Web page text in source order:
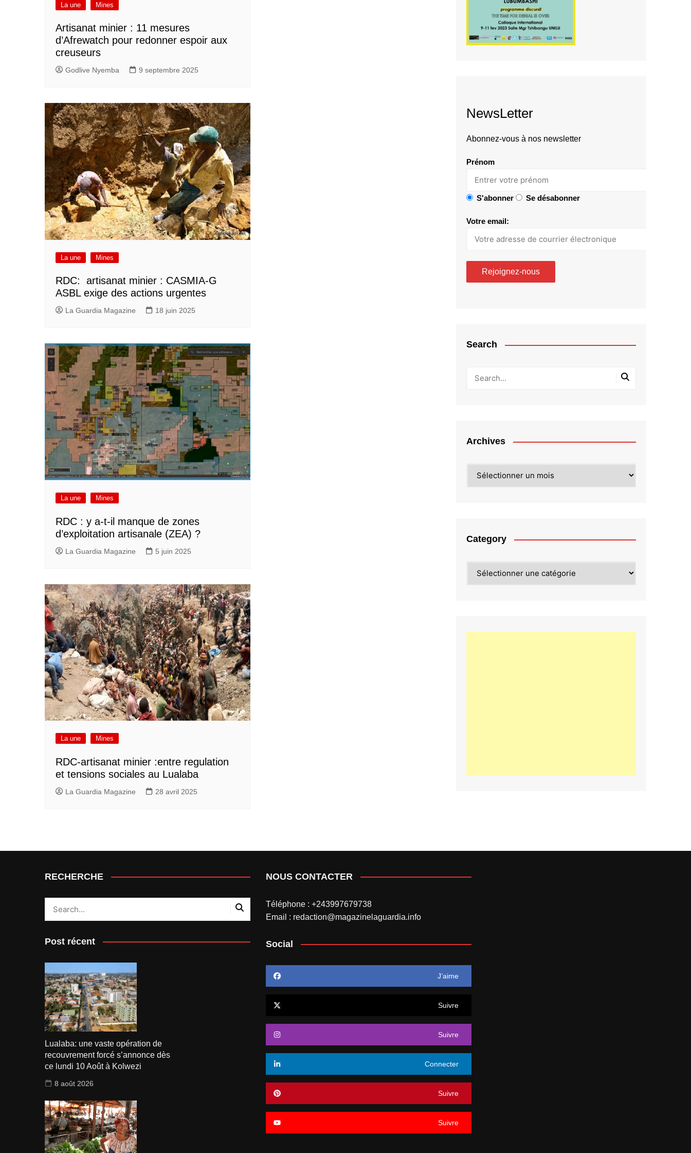
La une Mines
Artisanat minier : 11 mesures
d’Afrewatch pour redonner espoir aux
creuseurs
Godlive Nyemba 9 septembre 2025
La une Mines
RDC: artisanat minier : CASMIA-G
ASBL exige des actions urgentes
La Guardia Magazine 18 juin 2025
La une Mines
RDC : y a-t-il manque de zones
d’exploitation artisanale (ZEA) ?
La Guardia Magazine 5 juin 2025
La une Mines
RDC-artisanat minier :entre regulation
et tensions sociales au Lualaba
La Guardia Magazine 28 avril 2025
NewsLetter
Abonnez-vous à nos newsletter
Prénom
S'abonner Se désabonner
Votre email:
Search
Archives
Category
RECHERCHE
Post récent
Lualaba: une vaste opération de
recouvrement forcé s’annonce dès
ce lundi 10 Août à Kolwezi
8 août 2026
NOUS CONTACTER
Téléphone : +243997679738
Email : redaction@magazinelaguardia.info
Social
J’aime
Suivre
Suivre
Connecter
Suivre
Suivre